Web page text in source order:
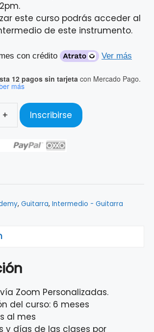
este curso podrás acceder al
de este instrumento.
con crédito Ver más
12 pagos sin tarjeta con Mercado Pago.
más
Curso
de
Intermedio
+ Inscribirse
, Guitarra, Intermedio - Guitarra
Zoom Personalizadas.
del curso: 6 meses
al mes
y días de las clases por